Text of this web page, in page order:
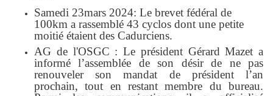
Samedi 23mars 2024: Le brevet fédéral de
100km a rassemblé 43 cyclos dont une petite
moitié étaient des Cadurciens.
AG de l'OSGC : Le président Gérard Mazet a
informé l’assemblée de son désir de ne pas
renouveler son mandat de président l’an
prochain, tout en restant membre du bureau.